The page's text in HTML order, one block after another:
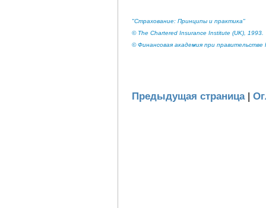
"Страхование: Принципы и практика"
© The Chartered Insurance Institute (UK), 1993.
© Финансовая академия при правительстве
Предыдущая страница|